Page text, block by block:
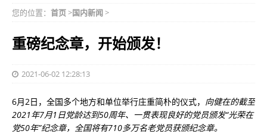
您的位置： 首页>国内新闻>
重磅纪念章，开始颁发！
2021-06-02 12:28:13
6月2日，全国多个地方和单位举行庄重简朴的仪式， 向健在的截至
2021年7月1日党龄达到50周年、一贯表现良好的党员颁发“光荣在
党50年”纪念章，全国将有710多万名老党员获颁纪念章。